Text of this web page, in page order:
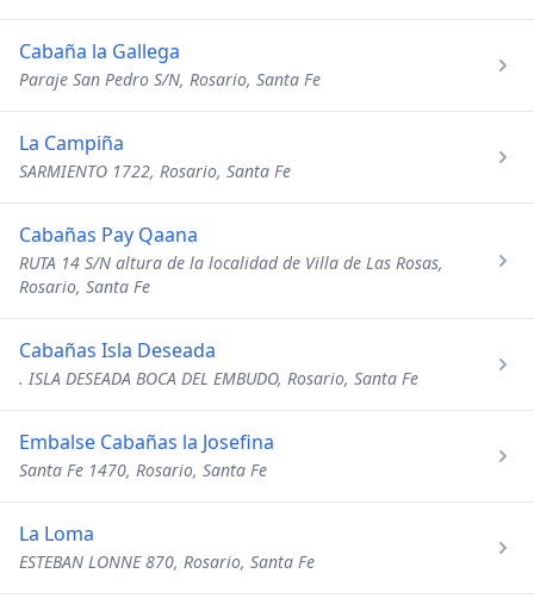
Cabaña la Gallega
Paraje San Pedro S/N, Rosario, Santa Fe
La Campiña
SARMIENTO 1722, Rosario, Santa Fe
Cabañas Pay Qaana
RUTA 14 S/N altura de la localidad de Villa de Las Rosas,
Rosario, Santa Fe
Cabañas Isla Deseada
. ISLA DESEADA BOCA DEL EMBUDO, Rosario, Santa Fe
Embalse Cabañas la Josefina
Santa Fe 1470, Rosario, Santa Fe
La Loma
ESTEBAN LONNE 870, Rosario, Santa Fe